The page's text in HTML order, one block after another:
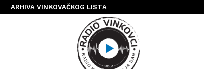
ARHIVA VINKOVAČKOG LISTA